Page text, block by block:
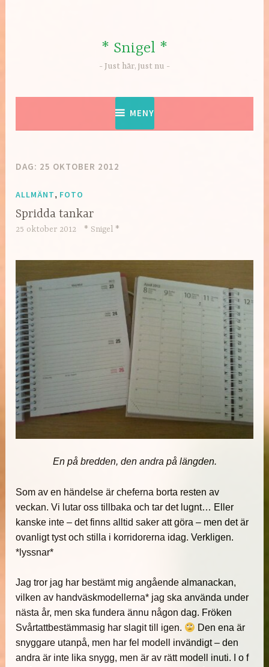
* Snigel *
Just här, just nu
MENY
DAG: 25 OKTOBER 2012
ALLMÄNT, FOTO
Spridda tankar
25 oktober 2012 * Snigel *
En på bredden, den andra på längden.
Som av en händelse är cheferna borta resten av
veckan. Vi lutar oss tillbaka och tar det lugnt… Eller
kanske inte – det finns alltid saker att göra – men det är
ovanligt tyst och stilla i korridorerna idag. Verkligen.
*lyssnar*
Jag tror jag har bestämt mig angående almanackan,
vilken av handväskmodellerna* jag ska använda under
nästa år, men ska fundera ännu någon dag. Fröken
Svårtattbestämmasig har slagit till igen.
Den ena är
snyggare utanpå, men har fel modell invändigt – den
andra är inte lika snygg, men är av rätt modell inuti. I o f